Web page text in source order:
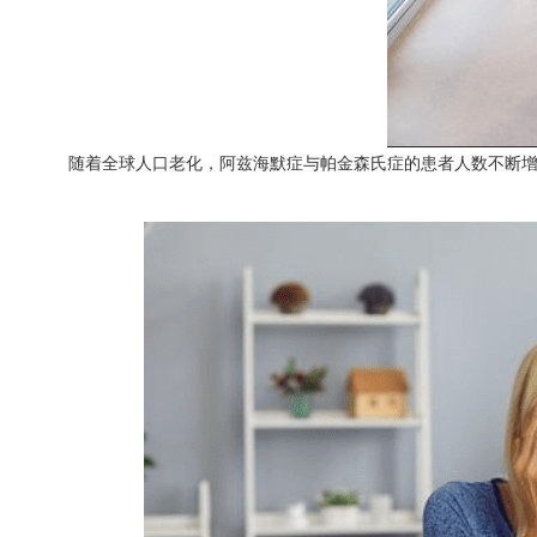
随着全球人口老化，阿兹海默症与帕金森氏症的患者人数不断